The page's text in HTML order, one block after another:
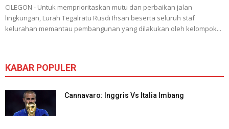
CILEGON - Untuk memprioritaskan mutu dan perbaikan jalan
lingkungan, Lurah Tegalratu Rusdi Ihsan beserta seluruh staf
kelurahan memantau pembangunan yang dilakukan oleh kelompok...
KABAR POPULER
Cannavaro: Inggris Vs Italia Imbang